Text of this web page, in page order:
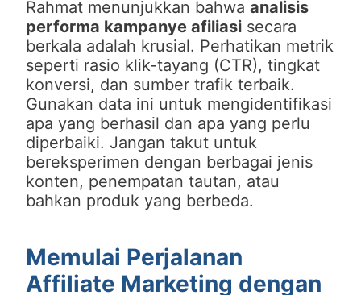
Rahmat menunjukkan bahwa analisis
performa kampanye afiliasi secara
berkala adalah krusial. Perhatikan metrik
seperti rasio klik-tayang (CTR), tingkat
konversi, dan sumber trafik terbaik.
Gunakan data ini untuk mengidentifikasi
apa yang berhasil dan apa yang perlu
diperbaiki. Jangan takut untuk
bereksperimen dengan berbagai jenis
konten, penempatan tautan, atau
bahkan produk yang berbeda.
Memulai Perjalanan
Affiliate Marketing dengan